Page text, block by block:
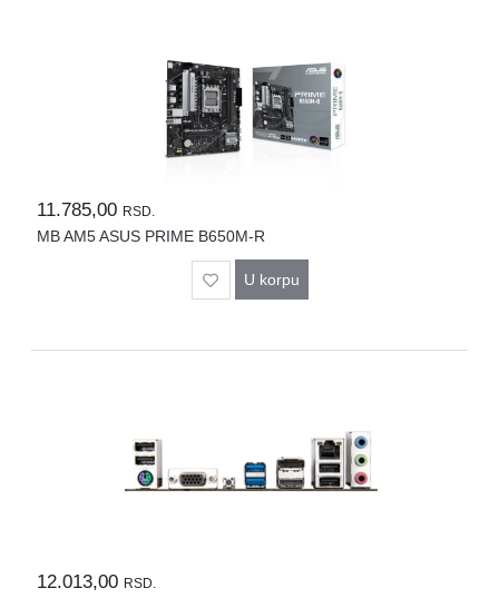
11.785,00 RSD.
MB AM5 ASUS PRIME B650M-R
U korpu
12.013,00 RSD.